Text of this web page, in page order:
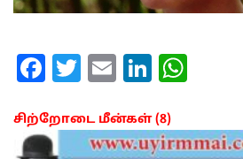
Facebook
Twitter
EmailLinkedIn
சிற்றோடை மீன்கள் (8)